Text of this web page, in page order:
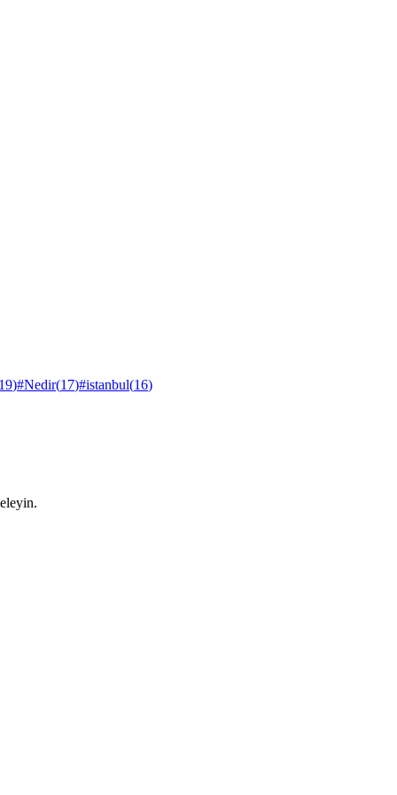
19)#Nedir(17)#istanbul(16)